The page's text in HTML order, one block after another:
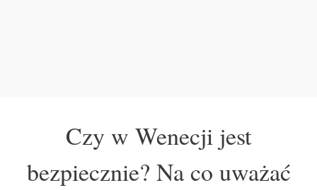
Czy w Wenecji jest
bezpiecznie? Na co uważać